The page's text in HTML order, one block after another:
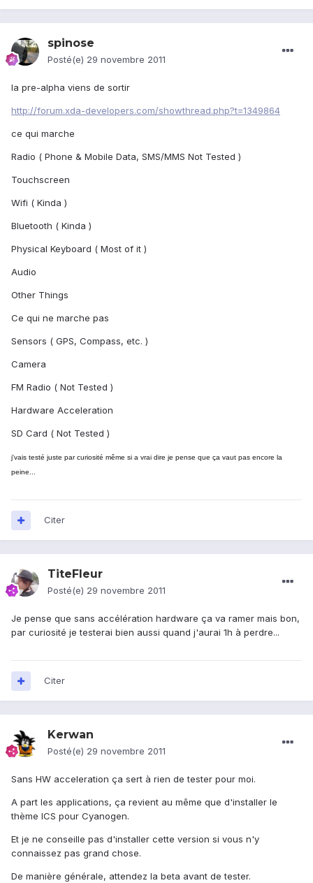
spinose
Posté(e) 29 novembre 2011
la pre-alpha viens de sortir
http://forum.xda-developers.com/showthread.php?t=1349864
ce qui marche
Radio ( Phone & Mobile Data, SMS/MMS Not Tested )
Touchscreen
Wifi ( Kinda )
Bluetooth ( Kinda )
Physical Keyboard ( Most of it )
Audio
Other Things
Ce qui ne marche pas
Sensors ( GPS, Compass, etc. )
Camera
FM Radio ( Not Tested )
Hardware Acceleration
SD Card ( Not Tested )
j'vais testé juste par curiosité même si a vrai dire je pense que ça vaut pas encore la
peine...
Citer
TiteFleur
Posté(e) 29 novembre 2011
Je pense que sans accélération hardware ça va ramer mais bon,
par curiosité je testerai bien aussi quand j'aurai 1h à perdre...
Citer
Kerwan
Posté(e) 29 novembre 2011
Sans HW acceleration ça sert à rien de tester pour moi.
A part les applications, ça revient au même que d'installer le
thème ICS pour Cyanogen.
Et je ne conseille pas d'installer cette version si vous n'y
connaissez pas grand chose.
De manière générale, attendez la beta avant de tester.